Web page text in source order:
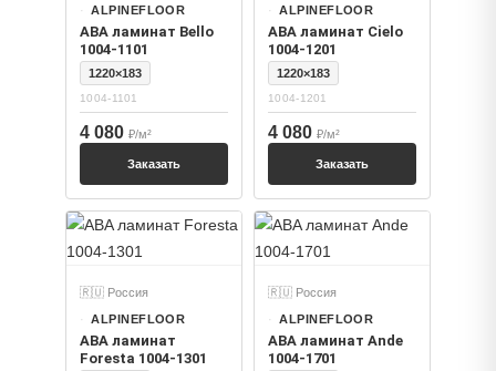
ALPINEFLOOR
ABA ламинат Bello
1004-1101
1220×183
1004-1101
4 080 ₽/м²
Заказать
ALPINEFLOOR
ABA ламинат Cielo
1004-1201
1220×183
1004-1201
4 080 ₽/м²
Заказать
🇷🇺 Россия
ALPINEFLOOR
ABA ламинат
Foresta 1004-1301
🇷🇺 Россия
ALPINEFLOOR
ABA ламинат Ande
1004-1701